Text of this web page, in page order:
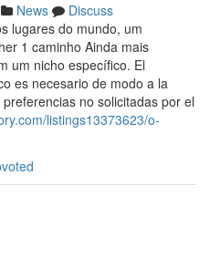
News
Discuss
lugares do mundo, um
1 caminho Ainda mais
um nicho específico. El
es necesario de modo a la
no solicitadas por el
listings13373623/o-